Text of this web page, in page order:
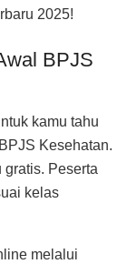
2025!
BPJS
kamu tahu
Kesehatan.
gratis. Peserta
kelas
melalui